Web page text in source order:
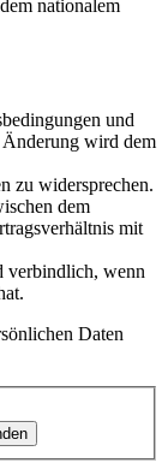
nationalem
und
wird dem
zu widersprechen.
dem
mit
verbindlich, wenn
Daten